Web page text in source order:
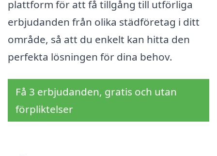
plattform för att få tillgång till utförliga
erbjudanden från olika städföretag i ditt
område, så att du enkelt kan hitta den
perfekta lösningen för dina behov.
Få 3 erbjudanden, gratis och utan
förpliktelser